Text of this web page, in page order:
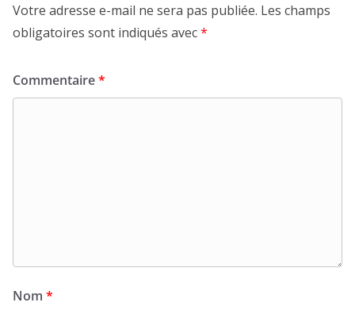
Votre adresse e-mail ne sera pas publiée. Les champs
obligatoires sont indiqués avec*
Commentaire*
Nom *